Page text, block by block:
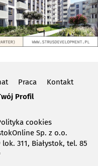
Praca
Kontakt
Profil
cookies
Sp. z o.o.
311, Białystok, tel. 85